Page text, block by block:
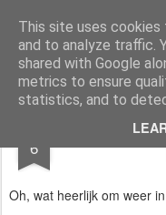
This site uses
and to analyze traffic.
shared with Google
metrics to ensure
statistics, and to
AWGifts
Home
6
🌍
Oh, wat heerlijk om weer